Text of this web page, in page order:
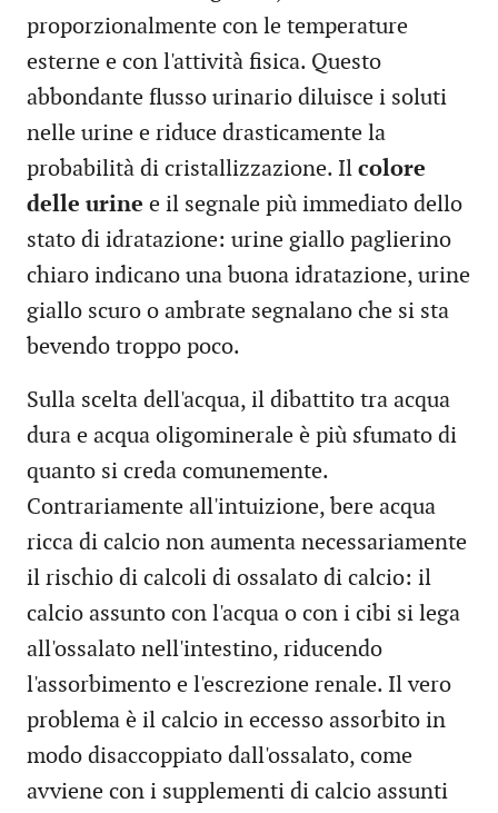
proporzionalmente con le temperature
esterne e con l'attività fisica. Questo
abbondante flusso urinario diluisce i soluti
nelle urine e riduce drasticamente la
probabilità di cristallizzazione. Il colore
delle urine e il segnale più immediato dello
stato di idratazione: urine giallo paglierino
chiaro indicano una buona idratazione, urine
giallo scuro o ambrate segnalano che si sta
bevendo troppo poco.
Sulla scelta dell'acqua, il dibattito tra acqua
dura e acqua oligominerale è più sfumato di
quanto si creda comunemente.
Contrariamente all'intuizione, bere acqua
ricca di calcio non aumenta necessariamente
il rischio di calcoli di ossalato di calcio: il
calcio assunto con l'acqua o con i cibi si lega
all'ossalato nell'intestino, riducendo
l'assorbimento e l'escrezione renale. Il vero
problema è il calcio in eccesso assorbito in
modo disaccoppiato dall'ossalato, come
avviene con i supplementi di calcio assunti